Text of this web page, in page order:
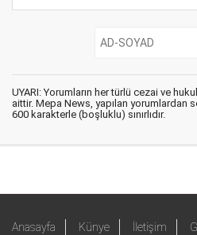
UYARI: Yorumların her türlü cezai ve
aittir. Mepa News, yapılan yorumlardan
600 karakterle (boşluklu) sınırlıdır.
Anasayfa Künye İletişim